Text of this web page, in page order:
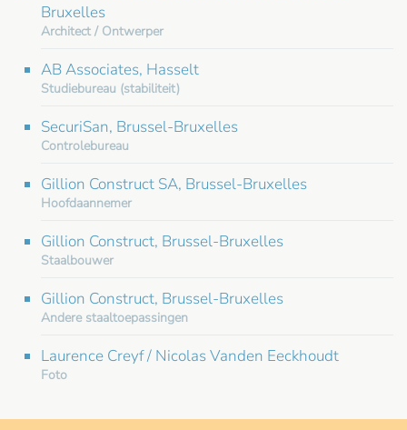
Bruxelles
Architect / Ontwerper
AB Associates, Hasselt
Studiebureau (stabiliteit)
SecuriSan, Brussel-Bruxelles
Controlebureau
Gillion Construct SA, Brussel-Bruxelles
Hoofdaannemer
Gillion Construct, Brussel-Bruxelles
Staalbouwer
Gillion Construct, Brussel-Bruxelles
Andere staaltoepassingen
Laurence Creyf / Nicolas Vanden Eeckhoudt
Foto